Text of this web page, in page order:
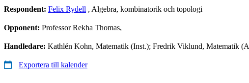
Respondent: Felix Rydell , Algebra, kombinatorik och topologi
Opponent: Professor Rekha Thomas,
Handledare: Kathlén Kohn, Matematik (Inst.); Fredrik Viklund, Matematik
Exportera till kalender